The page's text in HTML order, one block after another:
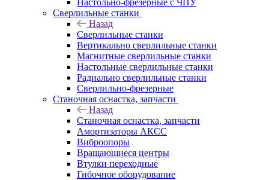
Настольно-фрезерные с ЧПУ
Сверлильные станки
Назад
Сверлильные станки
Вертикально сверлильные станки
Магнитные сверлильные станки
Настольные сверлильные станки
Радиально сверлильные станки
Сверлильно-фрезерные
Станочная оснастка, запчасти
Назад
Станочная оснастка, запчасти
Амортизаторы АКСС
Виброопоры
Вращающиеся центры
Втулки переходные
Гибочное оборудование